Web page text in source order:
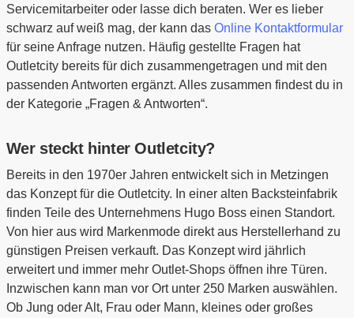
Servicemitarbeiter oder lasse dich beraten. Wer es lieber
schwarz auf weiß mag, der kann das Online Kontaktformular
für seine Anfrage nutzen. Häufig gestellte Fragen hat
Outletcity bereits für dich zusammengetragen und mit den
passenden Antworten ergänzt. Alles zusammen findest du in
der Kategorie „Fragen & Antworten“.
Wer steckt hinter Outletcity?
Bereits in den 1970er Jahren entwickelt sich in Metzingen
das Konzept für die Outletcity. In einer alten Backsteinfabrik
finden Teile des Unternehmens Hugo Boss einen Standort.
Von hier aus wird Markenmode direkt aus Herstellerhand zu
günstigen Preisen verkauft. Das Konzept wird jährlich
erweitert und immer mehr Outlet-Shops öffnen ihre Türen.
Inzwischen kann man vor Ort unter 250 Marken auswählen.
Ob Jung oder Alt, Frau oder Mann, kleines oder großes